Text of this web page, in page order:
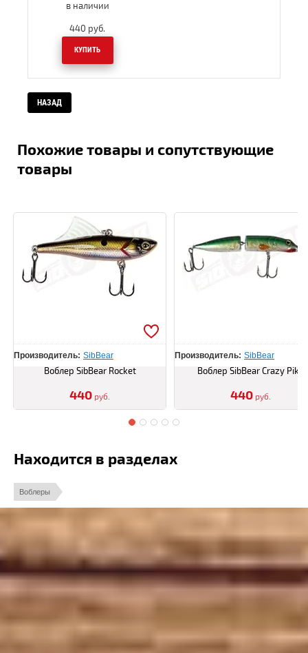
в наличии
440 руб.
КУПИТЬ
НАЗАД
Похожие товары и сопутствующие
товары
Производитель: SibBear
Воблер SibBear Rocket
440 руб.
Производитель: SibBear
Воблер SibBear Crazy Pike
440 руб.
Находится в разделах
Воблеры